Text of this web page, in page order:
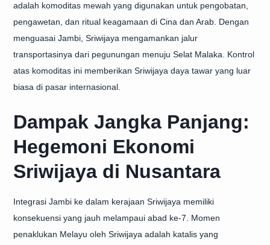
adalah komoditas mewah yang digunakan untuk pengobatan,
pengawetan, dan ritual keagamaan di Cina dan Arab. Dengan
menguasai Jambi, Sriwijaya mengamankan jalur
transportasinya dari pegunungan menuju Selat Malaka. Kontrol
atas komoditas ini memberikan Sriwijaya daya tawar yang luar
biasa di pasar internasional.
Dampak Jangka Panjang:
Hegemoni Ekonomi
Sriwijaya di Nusantara
Integrasi Jambi ke dalam kerajaan Sriwijaya memiliki
konsekuensi yang jauh melampaui abad ke-7. Momen
penaklukan Melayu oleh Sriwijaya adalah katalis yang